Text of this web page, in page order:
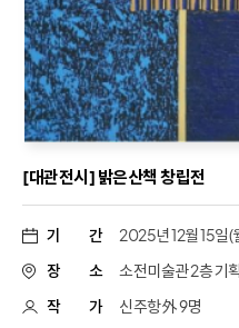
[대관전시] 밝은산책 창립전
기 간
2025년 12월 15일(
장
소
소전미술관 2층 기
작
가
신주항 外 9명